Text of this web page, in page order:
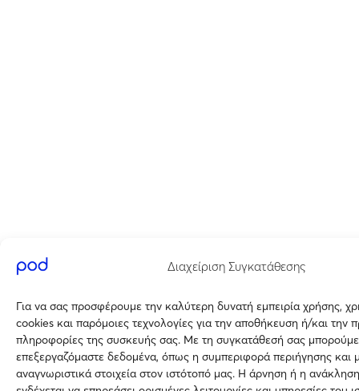
Διαχείριση Συγκατάθεσης
Για να σας προσφέρουμε την καλύτερη δυνατή εμπειρία χρήσης,
cookies και παρόμοιες τεχνολογίες για την αποθήκευση ή/και την
πληροφορίες της συσκευής σας. Με τη συγκατάθεσή σας
επεξεργαζόμαστε δεδομένα, όπως η συμπεριφορά περιήγησης και
αναγνωριστικά στοιχεία στον ιστότοπό μας. Η άρνηση ή η